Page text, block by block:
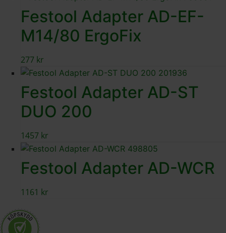
Festool Adapter AD-EF-
M14/80 ErgoFix
277 kr
Festool Adapter AD-ST
DUO 200
1457 kr
Festool Adapter AD-WCR
1161 kr